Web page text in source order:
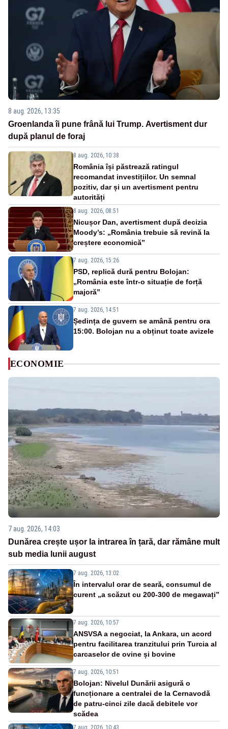
8 aug. 2026, 13:35
Groenlanda îi pune frână lui Trump. Avertisment dur
după planul de foraj
8 aug. 2026, 10:38
România își păstrează ratingul
recomandat investițiilor. Un semnal
pozitiv, dar și un avertisment pentru
autorități
8 aug. 2026, 08:51
Nicușor Dan, avertisment după decizia
Moody’s: „România trebuie să revină la
creștere economică”
7 aug. 2026, 15:26
PSD, replică dură pentru Bolojan:
„România este într-o situație de forță
majoră”
7 aug. 2026, 14:51
Ședința de guvern se amână pentru ora
15:00. Bolojan nu a obținut toate avizele
ECONOMIE
7 aug. 2026, 14:03
Dunărea crește ușor la intrarea în țară, dar rămâne mult
sub media lunii august
7 aug. 2026, 13:02
În intervalul orar de seară, consumul de
curent „a scăzut cu 200-300 de megawați”
7 aug. 2026, 10:57
ANSVSA a negociat, la Ankara, un acord
pentru facilitarea tranzitului prin Turcia al
carcaselor de ovine și bovine
7 aug. 2026, 10:51
Bolojan: Nivelul Dunării asigură o
funcționare a centralei de la Cernavodă
de patru-cinci zile dacă debitele vor
scădea
7 aug. 2026, 10:43